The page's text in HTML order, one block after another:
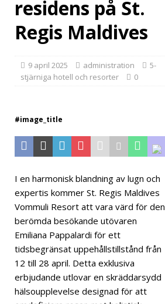
ama
ari
5-
STJÄ
RNIG
A
OCH
RESO
RTER
residens på St.
Regis Maldives
9 april 2025 administration
5-
stjärniga hotell och resorter
0
#image_title
I en harmonisk blandning av lugn och
expertis kommer St. Regis Maldives
Vommuli Resort att vara värd för den
berömda besökande utövaren
Emiliana Pappalardi för ett
tidsbegränsat uppehållstillstånd från
12 till 28 april. Detta exklusiva
erbjudande utlovar en skräddarsydd
hälsoupplevelse designad för att